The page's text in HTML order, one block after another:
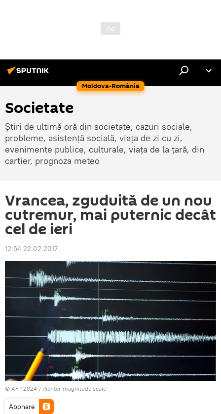
Moldova-România
Societate
Știri de ultimă oră din societate, cazuri sociale,
probleme, asistență socială, viața de zi cu zi,
evenimente publice, culturale, viața de la țară, din
cartier, prognoza meteo
Vrancea, zguduită de un nou
cutremur, mai puternic decât
cel de ieri
12:54 22.02.2017
© AFP 2024 / Richter magnitude scale
Abonare